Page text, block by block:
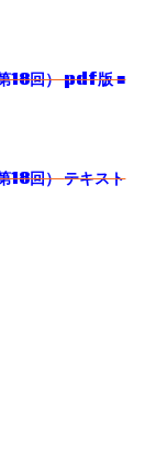
18回） pdf版 ■
18回）テキスト